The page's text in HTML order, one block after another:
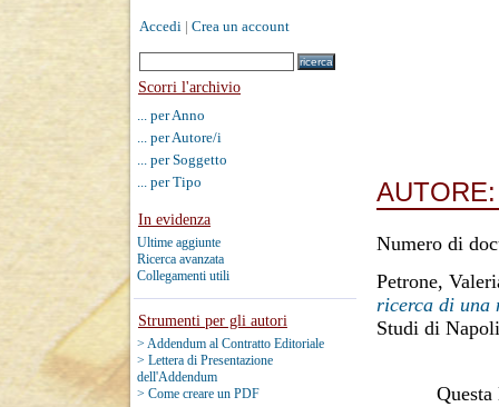
Accedi Crea un account
Scorri l'archivio
... per Anno
... per Autore/i
... per Soggetto
... per Tipo
In evidenza
Ultime aggiunte
Ricerca avanzata
Collegamenti utili
Strumenti per gli autori
> Addendum al Contratto Editoriale
> Lettera di Presentazione
dell'Addendum
> Come creare un PDF
Numero di
Petrone,
ricerca di una
Studi di